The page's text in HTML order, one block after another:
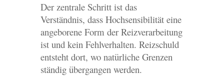
Der zentrale Schritt ist das
Verständnis, dass Hochsensibilität eine
angeborene Form der Reizverarbeitung
ist und kein Fehlverhalten. Reizschuld
entsteht dort, wo natürliche Grenzen
ständig übergangen werden.